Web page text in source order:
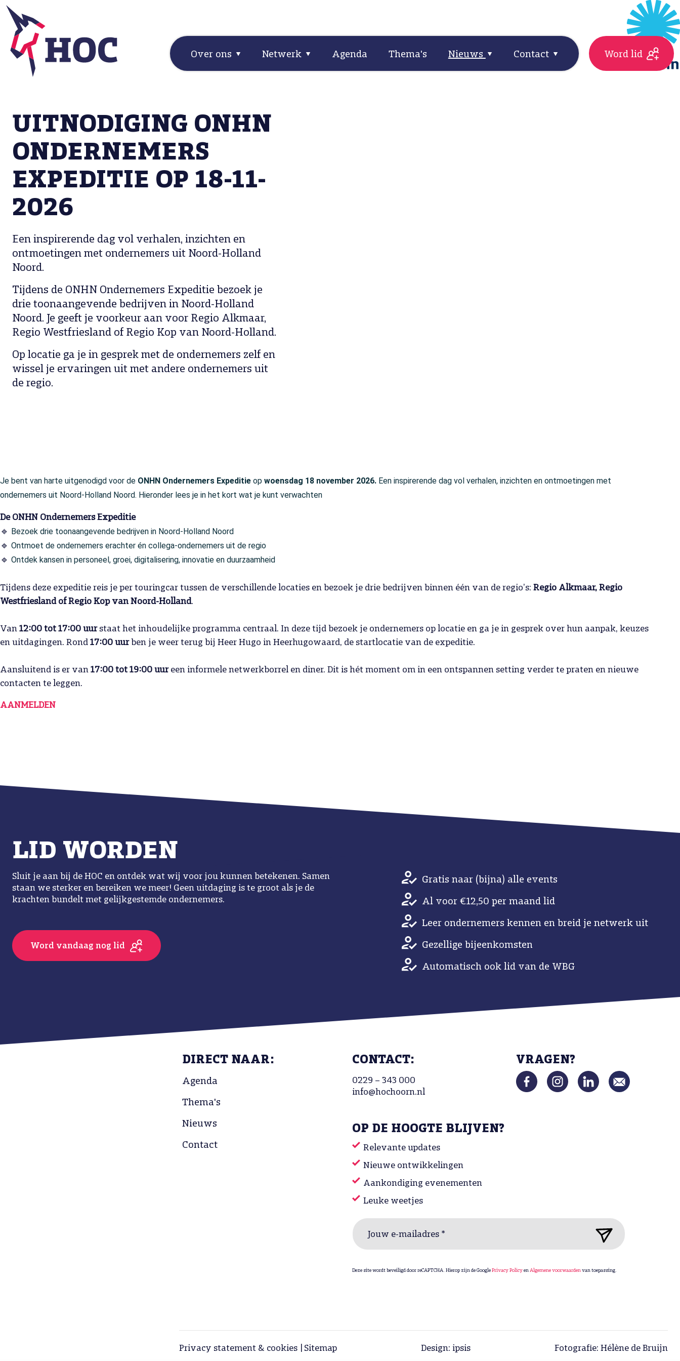
Word lid
Over ons Netwerk Agenda Thema's Nieuws Contact
UITNODIGING ONHN
ONDERNEMERS
EXPEDITIE OP 18-11-
2026
Een inspirerende dag vol verhalen, inzichten en
ontmoetingen met ondernemers uit Noord-Holland
Noord.
Tijdens de ONHN Ondernemers Expeditie bezoek je
drie toonaangevende bedrijven in Noord-Holland
Noord. Je geeft je voorkeur aan voor Regio Alkmaar,
Regio Westfriesland of Regio Kop van Noord-Holland.
Op locatie ga je in gesprek met de ondernemers zelf en
wissel je ervaringen uit met andere ondernemers uit
de regio.
Je bent van harte uitgenodigd voor de ONHN Ondernemers Expeditie op woensdag 18 november 2026. Een inspirerende dag vol verhalen, inzichten en ontmoetingen met
ondernemers uit Noord-Holland Noord. Hieronder lees je in het kort wat je kunt verwachten
De ONHN Ondernemers Expeditie
🔹 Bezoek drie toonaangevende bedrijven in Noord-Holland Noord
🔹 Ontmoet de ondernemers erachter én collega-ondernemers uit de regio
🔹 Ontdek kansen in personeel, groei, digitalisering, innovatie en duurzaamheid
Tijdens deze expeditie reis je per touringcar tussen de verschillende locaties en bezoek je drie bedrijven binnen één van de regio’s: Regio Alkmaar, Regio
Westfriesland of Regio Kop van Noord-Holland.
Van 12:00 tot 17:00 uurstaat het inhoudelijke programma centraal. In deze tijd bezoek je ondernemers op locatie en ga je in gesprek over hun aanpak, keuzes
en uitdagingen. Rond 17:00 uurben je weer terug bij Heer Hugo in Heerhugowaard, de startlocatie van de expeditie.
Aansluitend is er van 17:00 tot 19:00 uureen informele netwerkborrel en diner. Dit is hét moment om in een ontspannen setting verder te praten en nieuwe
contacten te leggen.
AANMELDEN
LID WORDEN
Gratis naar (bijna) alle events
Al voor €12,50 per maand lid
Leer ondernemers kennen en breid je netwerk uit
Gezellige bijeenkomsten
Automatisch ook lid van de WBG
Sluit je aan bij de HOC en ontdek wat wij voor jou kunnen betekenen. Samen
staan we sterker en bereiken we meer! Geen uitdaging is te groot als je de
krachten bundelt met gelijkgestemde ondernemers.
Word vandaag nog lid
DIRECT NAAR:
Agenda
Thema's
Nieuws
Contact
CONTACT:
0229 – 343 000
info@hochoorn.nl
VRAGEN?
OP DE HOOGTE BLIJVEN?
Relevante updates
Nieuwe ontwikkelingen
Aankondiging evenementen
Leuke weetjes
Jouw e-mailadres *
Deze site wordt beveiligd door reCAPTCHA. Hierop zijn de GooglePrivacy PolicyenAlgemene voorwaardenvan toepassing.
Privacy statement & cookies Sitemap Design: ipsis Fotografie: Hélène de Bruijn